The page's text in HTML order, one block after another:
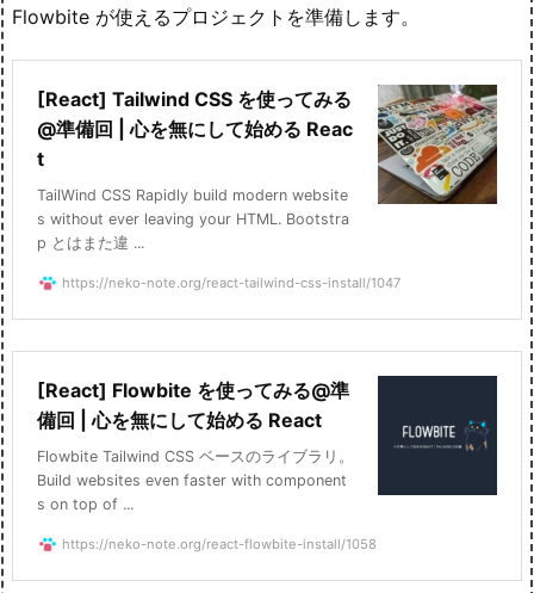
Flowbite が使えるプロジェクトを準備します。
[React] Tailwind CSS を使ってみる
@準備回 | 心を無にして始める Reac
t
TailWind CSS Rapidly build modern website
s without ever leaving your HTML. Bootstra
p とはまた違 ...
https://neko-note.org/react-tailwind-css-install/1047
[React] Flowbite を使ってみる@準
備回 | 心を無にして始める React
Flowbite Tailwind CSS ベースのライブラリ。
Build websites even faster with component
s on top of ...
https://neko-note.org/react-flowbite-install/1058